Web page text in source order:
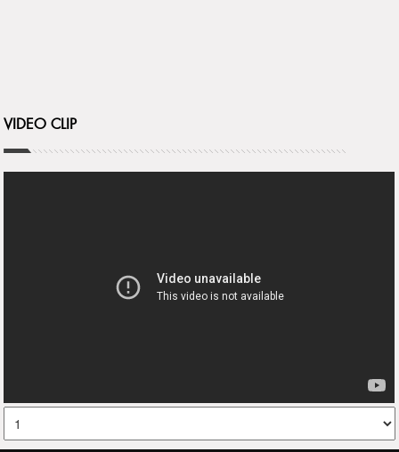
VIDEO CLIP